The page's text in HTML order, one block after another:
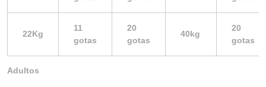
22Kg
11
gotas
20
gotas
40kg
20
gotas
Adultos